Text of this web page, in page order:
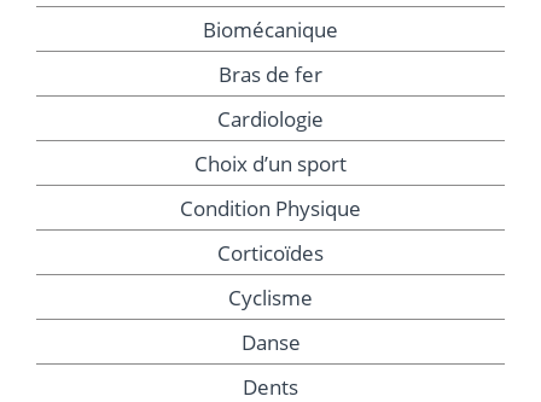
Biomécanique
Bras de fer
Cardiologie
Choix d’un sport
Condition Physique
Corticoïdes
Cyclisme
Danse
Dents